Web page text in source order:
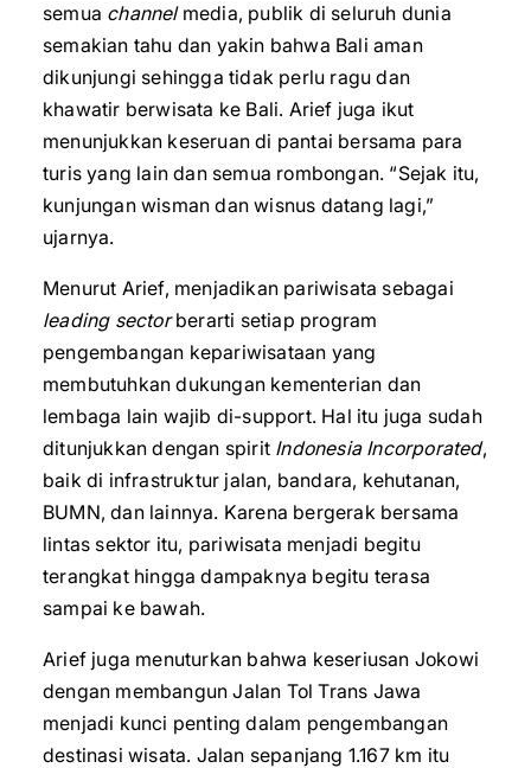
semua channelmedia, publik di seluruh dunia
semakian tahu dan yakin bahwa Bali aman
dikunjungi sehingga tidak perlu ragu dan
khawatir berwisata ke Bali. Arief juga ikut
menunjukkan keseruan di pantai bersama para
turis yang lain dan semua rombongan. “Sejak itu,
kunjungan wisman dan wisnus datang lagi,”
ujarnya.
Menurut Arief, menjadikan pariwisata sebagai
leading sectorberarti setiap program
pengembangan kepariwisataan yang
membutuhkan dukungan kementerian dan
lembaga lain wajib di-support. Hal itu juga sudah
ditunjukkan dengan spirit Indonesia Incorporated,
baik di infrastruktur jalan, bandara, kehutanan,
BUMN, dan lainnya. Karena bergerak bersama
lintas sektor itu, pariwisata menjadi begitu
terangkat hingga dampaknya begitu terasa
sampai ke bawah.
Arief juga menuturkan bahwa keseriusan Jokowi
dengan membangun Jalan Tol Trans Jawa
menjadi kunci penting dalam pengembangan
destinasi wisata. Jalan sepanjang 1.167 km itu